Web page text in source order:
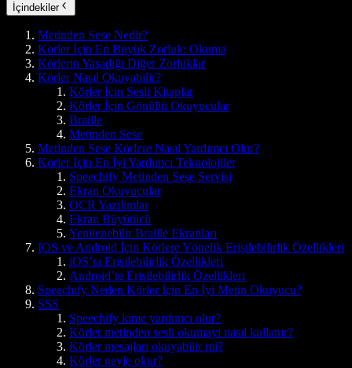
İçindekiler
Metinden Sese Nedir?
Körler İçin En Büyük Zorluk: Okuma
Körlerin Yaşadığı Diğer Zorluklar
Körler Nasıl Okuyabilir?
Körler İçin Sesli Kitaplar
Körler İçin Gönüllü Okuyucular
Braille
Metinden Sese
Metinden Sese Körlere Nasıl Yardımcı Olur?
Körler İçin En İyi Yardımcı Teknolojiler
Speechify Metinden Sese Servisi
Ekran Okuyucular
OCR Yazılımlar
Ekran Büyütücü
Yenilenebilir Braille Ekranları
IOS ve Android İçin Körlere Yönelik Erişilebilirlik Özellikleri
iOS’ta Erişilebilirlik Özellikleri
Android’te Erişilebilirlik Özellikleri
Speechify Neden Körler İçin En İyi Metin Okuyucu?
SSS
Speechify kime yardımcı olur?
Körler metinden sesli okumayı nasıl kullanır?
Körler mesajları okuyabilir mi?
Körler neyle okur?